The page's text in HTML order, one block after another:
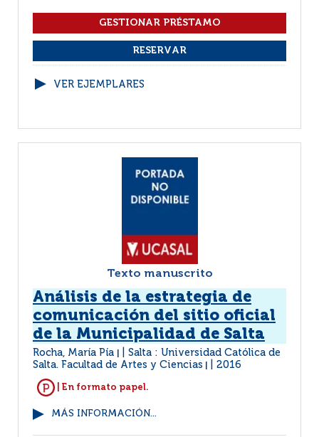
VER EJEMPLARES
Texto manuscrito
Análisis de la estrategia de
comunicación del sitio oficial
de la Municipalidad de Salta
Rocha, María Pía
Salta : Universidad Católica de
Salta. Facultad de Artes y Ciencias
2016
| En formato papel.
MÁS INFORMACIÓN...